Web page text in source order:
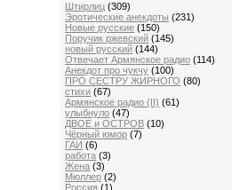
Штирлиц (309)
Эротические анекдоты (231)
Новые русские (150)
Поручик ржевский (145)
новый русский (144)
Отвечает Aрмянское радио (114)
Анекдот про чукчу (100)
ПРО СЕСТРУ ЖИРНОГО (80)
стихи (67)
Aрмянскоe радио (II) (61)
улыбнуло (47)
ДВОЕ и ОСТРОВ (10)
Чёрный юмор (7)
ГАИ (6)
работа (3)
Жена (3)
Мюллер (2)
Россия (1)